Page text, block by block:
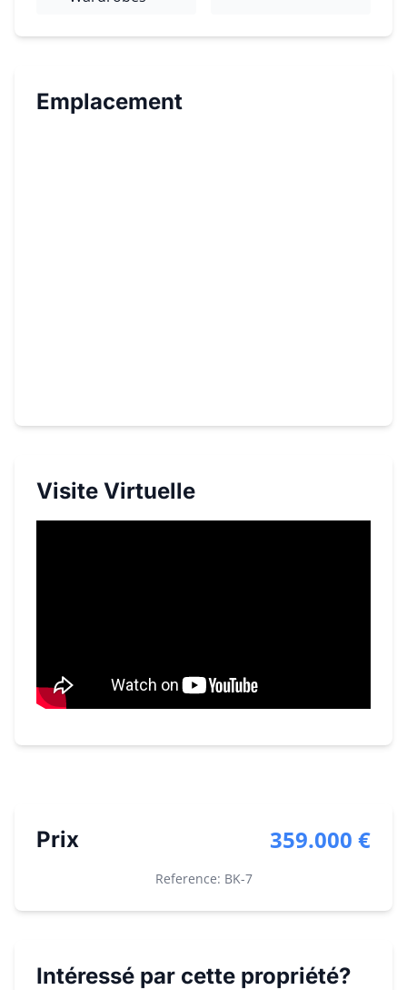
Emplacement
Visite Virtuelle
Prix 359.000 €
Reference: BK-7
Intéressé par cette propriété?